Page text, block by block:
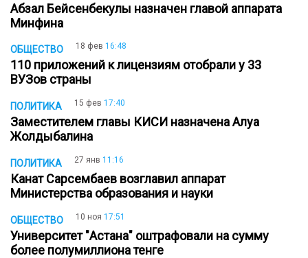
Абзал Бейсенбекулы назначен главой аппарата
Минфина
ОБЩЕСТВО 18 фев 16:48
110 приложений к лицензиям отобрали у 33
ВУЗов страны
ПОЛИТИКА 15 фев 17:40
Заместителем главы КИСИ назначена Алуа
Жолдыбалина
ПОЛИТИКА 27 янв 11:16
Канат Сарсембаев возглавил аппарат
Министерства образования и науки
ОБЩЕСТВО 10 ноя 17:51
Университет "Астана" оштрафовали на сумму
более полумиллиона тенге